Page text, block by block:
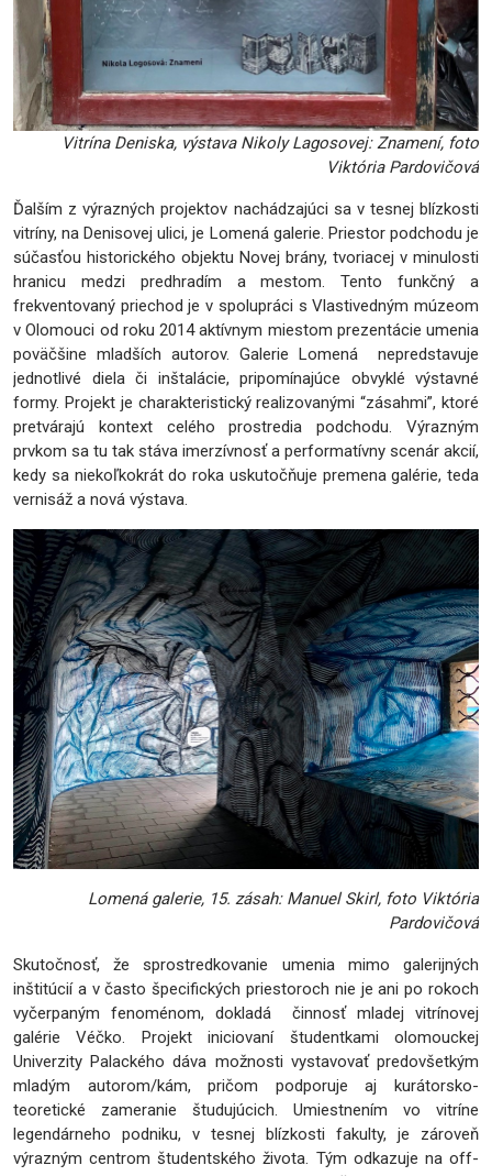
Vitrína Deniska, výstava Nikoly Lagosovej: Znamení, foto
Viktória Pardovičová
Ďalším z výrazných projektov nachádzajúci sa v tesnej blízkosti
vitríny, na Denisovej ulici, je Lomená galerie. Priestor podchodu je
súčasťou historického objektu Novej brány, tvoriacej v minulosti
hranicu medzi predhradím a mestom. Tento funkčný a
frekventovaný priechod je v spolupráci s Vlastivedným múzeom
v Olomouci od roku 2014 aktívnym miestom prezentácie umenia
poväčšine mladších autorov. Galerie Lomená nepredstavuje
jednotlivé diela či inštalácie, pripomínajúce obvyklé výstavné
formy. Projekt je charakteristický realizovanými “zásahmi”, ktoré
pretvárajú kontext celého prostredia podchodu. Výrazným
prvkom sa tu tak stáva imerzívnosť a performatívny scenár akcií,
kedy sa niekoľkokrát do roka uskutočňuje premena galérie, teda
vernisáž a nová výstava.
Lomená galerie, 15. zásah: Manuel Skirl, foto Viktória
Pardovičová
Skutočnosť, že sprostredkovanie umenia mimo galerijných
inštitúcií a v často špecifických priestoroch nie je ani po rokoch
vyčerpaným fenoménom, dokladá činnosť mladej vitrínovej
galérie Véčko. Projekt iniciovaní študentkami olomouckej
Univerzity Palackého dáva možnosti vystavovať predovšetkým
mladým autorom/kám, pričom podporuje aj kurátorsko-
teoretické zameranie študujúcich. Umiestnením vo vitríne
legendárneho podniku, v tesnej blízkosti fakulty, je zároveň
výrazným centrom študentského života. Tým odkazuje na off-